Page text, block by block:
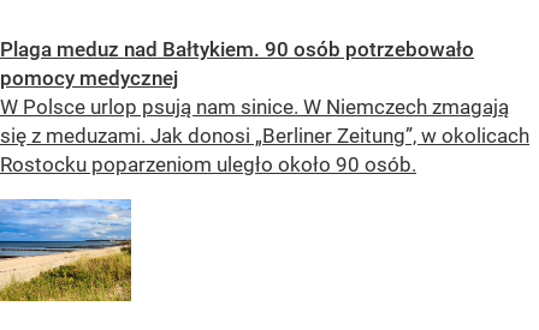
Plaga meduz nad Bałtykiem. 90 osób potrzebowało
pomocy medycznej
W Polsce urlop psują nam sinice. W Niemczech zmagają
się z meduzami. Jak donosi „Berliner Zeitung”, w okolicach
Rostocku poparzeniom uległo około 90 osób.